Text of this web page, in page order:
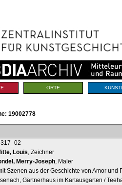
ORTE
19002778
Louis , Zeichner
Merry-Joseph , Maler
Szenen aus der Geschichte von Amor und
Gärtnerhaus im Kartausgarten /